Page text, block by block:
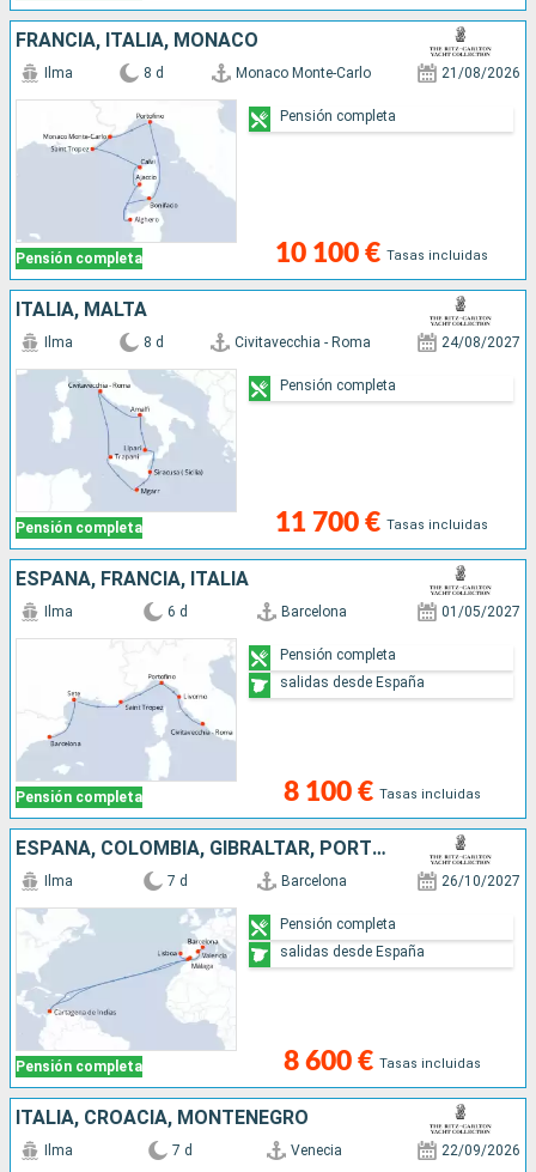
FRANCIA, ITALIA, MONACO
Pensión completa
Ilma 8 d Monaco Monte-Carlo 21/08/2026
10 100 € Tasas incluidas
Pensión completa
ITALIA, MALTA
Pensión completa
Ilma 8 d Civitavecchia - Roma 24/08/2027
11 700 € Tasas incluidas
Pensión completa
ESPAÑA, FRANCIA, ITALIA
Pensión completa
Ilma 6 d Barcelona 01/05/2027
8 100 € Tasas incluidas
Pensión completa
salidas desde España
ESPAÑA, COLOMBIA, GIBRALTAR, PORTUGAL
Pensión completa
Ilma 7 d Barcelona 26/10/2027
8 600 € Tasas incluidas
Pensión completa
salidas desde España
ITALIA, CROACIA, MONTENEGRO
Ilma 7 d Venecia 22/09/2026